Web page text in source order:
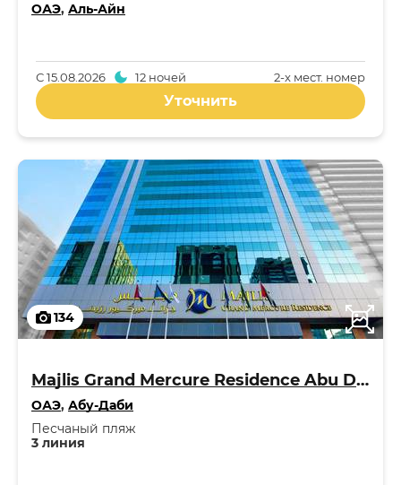
ОАЭ, Аль-Айн
2-x мест. номер
С15.08.2026 12 ночей
Уточнить
134
Majlis Grand Mercure Residence Abu Dhabi 5*
ОАЭ, Абу-Даби
3 линия
Песчаный пляж